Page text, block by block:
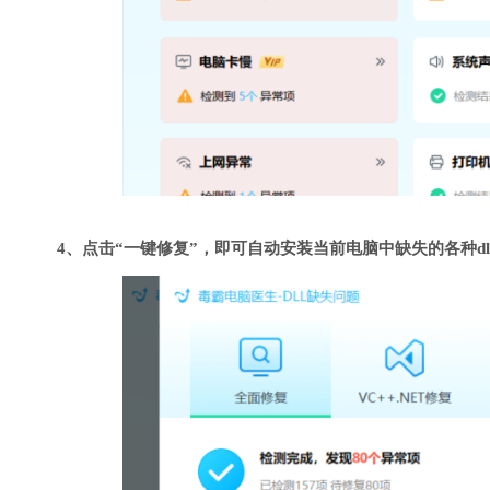
4、点击“一键修复”，即可自动安装当前电脑中缺失的各种